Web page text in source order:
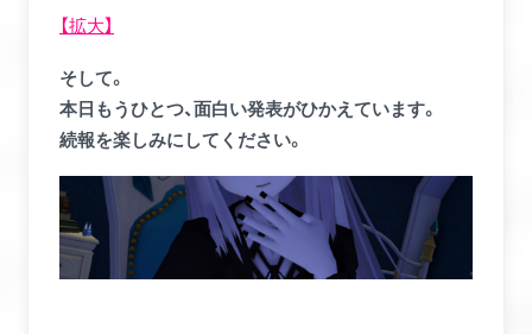
【拡大】
そして。
本日もうひとつ、面白い発表がひかえています。
続報を楽しみにしてください。